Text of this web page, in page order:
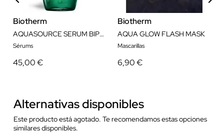
Biotherm
AQUASOURCE SERUM BIPHASE 50ML
Sérums
45,00 €
Biotherm
AQUA GLOW FLASH MASK
Mascarillas
6,90 €
Alternativas disponibles
Este producto está agotado. Te recomendamos estas opciones
similares disponibles.